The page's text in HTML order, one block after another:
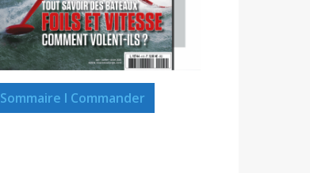
Sommaire I Commander